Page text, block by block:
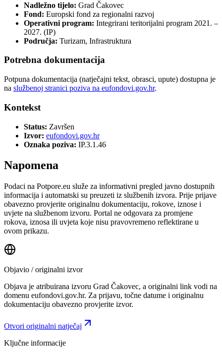
Nadležno tijelo: Grad Čakovec
Fond: Europski fond za regionalni razvoj
Operativni program: Integrirani teritorijalni program 2021. –
2027. (IP)
Područja: Turizam, Infrastruktura
Potrebna dokumentacija
Potpuna dokumentacija (natječajni tekst, obrasci, upute) dostupna je
na službenoj stranici poziva na eufondovi.gov.hr.
Kontekst
Status: Završen
Izvor: eufondovi.gov.hr
Oznaka poziva: IP.3.1.46
Napomena
Podaci na Potpore.eu služe za informativni pregled javno dostupnih
informacija i automatski su preuzeti iz službenih izvora. Prije prijave
obavezno provjerite originalnu dokumentaciju, rokove, iznose i
uvjete na službenom izvoru. Portal ne odgovara za promjene
rokova, iznosa ili uvjeta koje nisu pravovremeno reflektirane u
ovom prikazu.
Objavio / originalni izvor
Objava je atribuirana izvoru Grad Čakovec, a originalni link vodi na
domenu eufondovi.gov.hr. Za prijavu, točne datume i originalnu
dokumentaciju obavezno provjerite izvor.
Otvori originalni natječaj
Ključne informacije